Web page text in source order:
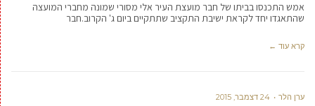
אמש התכנסו בביתו של חבר מועצת העיר אלי מסורי שמונה מחברי המועצה
שהתאגדו יחד לקראת ישיבת התקציב שתתקיים ביום ג' הקרוב.חבר
קרא עוד ←
ערן הלר 24 דצמבר, 2015